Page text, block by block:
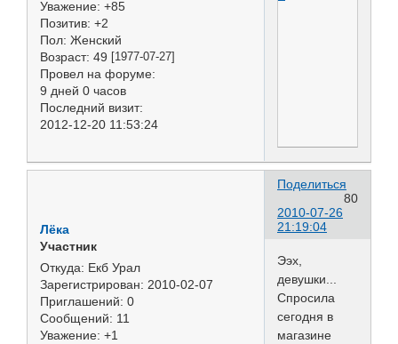
Уважение: +85
Позитив: +2
Пол: Женский
Возраст: 49 [1977-07-27]
Провел на форуме:
9 дней 0 часов
Последний визит:
2012-12-20 11:53:24
Поделиться
80
2010-07-26
21:19:04
Лёка
Участник
Откуда: Екб Урал
Зарегистрирован: 2010-02-07
Приглашений: 0
Сообщений: 11
Уважение: +1
Ээх,
девушки...
Спросила
сегодня в
магазине